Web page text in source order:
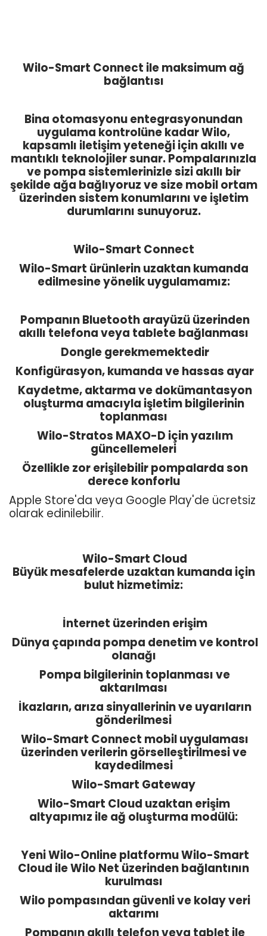
Wilo-Smart Connect ile maksimum ağ
bağlantısı
Bina otomasyonu entegrasyonundan
uygulama kontrolüne kadar Wilo,
kapsamlı iletişim yeteneği için akıllı ve
mantıklı teknolojiler sunar. Pompalarınızla
ve pompa sistemlerinizle sizi akıllı bir
şekilde ağa bağlıyoruz ve size mobil ortam
üzerinden sistem konumlarını ve işletim
durumlarını sunuyoruz.
Wilo-Smart Connect
Wilo-Smart ürünlerin uzaktan kumanda
edilmesine yönelik uygulamamız:
Pompanın Bluetooth arayüzü üzerinden
akıllı telefona veya tablete bağlanması
Dongle gerekmemektedir
Konfigürasyon, kumanda ve hassas ayar
Kaydetme, aktarma ve dokümantasyon
oluşturma amacıyla işletim bilgilerinin
toplanması
Wilo-Stratos MAXO-D için yazılım
güncellemeleri
Özellikle zor erişilebilir pompalarda son
derece konforlu
Apple Store'da veya Google Play'de ücretsiz
olarak edinilebilir.
Wilo-Smart Cloud
Büyük mesafelerde uzaktan kumanda için
bulut hizmetimiz:
İnternet üzerinden erişim
Dünya çapında pompa denetim ve kontrol
olanağı
Pompa bilgilerinin toplanması ve
aktarılması
İkazların, arıza sinyallerinin ve uyarıların
gönderilmesi
Wilo-Smart Connect mobil uygulaması
üzerinden verilerin görselleştirilmesi ve
kaydedilmesi
Wilo-Smart Gateway
Wilo-Smart Cloud uzaktan erişim
altyapımız ile ağ oluşturma modülü:
Yeni Wilo-Online platformu Wilo-Smart
Cloud ile Wilo Net üzerinden bağlantının
kurulması
Wilo pompasından güvenli ve kolay veri
aktarımı
Pompanın akıllı telefon veya tablet ile